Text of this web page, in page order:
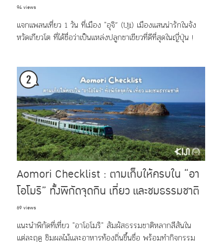
94 views
แจกแพลนเที่ยว 1 วัน ที่เมือง "อุจิ” (Uji) เมืองแสนน่ารักในจัง
หวัดเกียวโต ที่ได้ชื่อว่าเป็นแหล่งปลูกชาเขียวที่ดีที่สุดในญี่ปุ่น !
Aomori Checklist : ตามเก็บให้ครบใน “อา
โอโมริ” ทั้งพิกัดจุดกิน เที่ยว และชมธรรมชาติ
69 views
แนะนำพิกัดที่เที่ยว "อาโอโมริ" สัมผัสธรรมชาติหลากสีสันใน
แต่ละฤดู ชิมผลไม้และอาหารท้องถิ่นขึ้นชื่อ พร้อมทำกิจกรรม